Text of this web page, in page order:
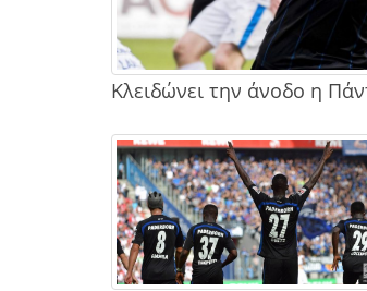
Κλειδώνει την άνοδο η